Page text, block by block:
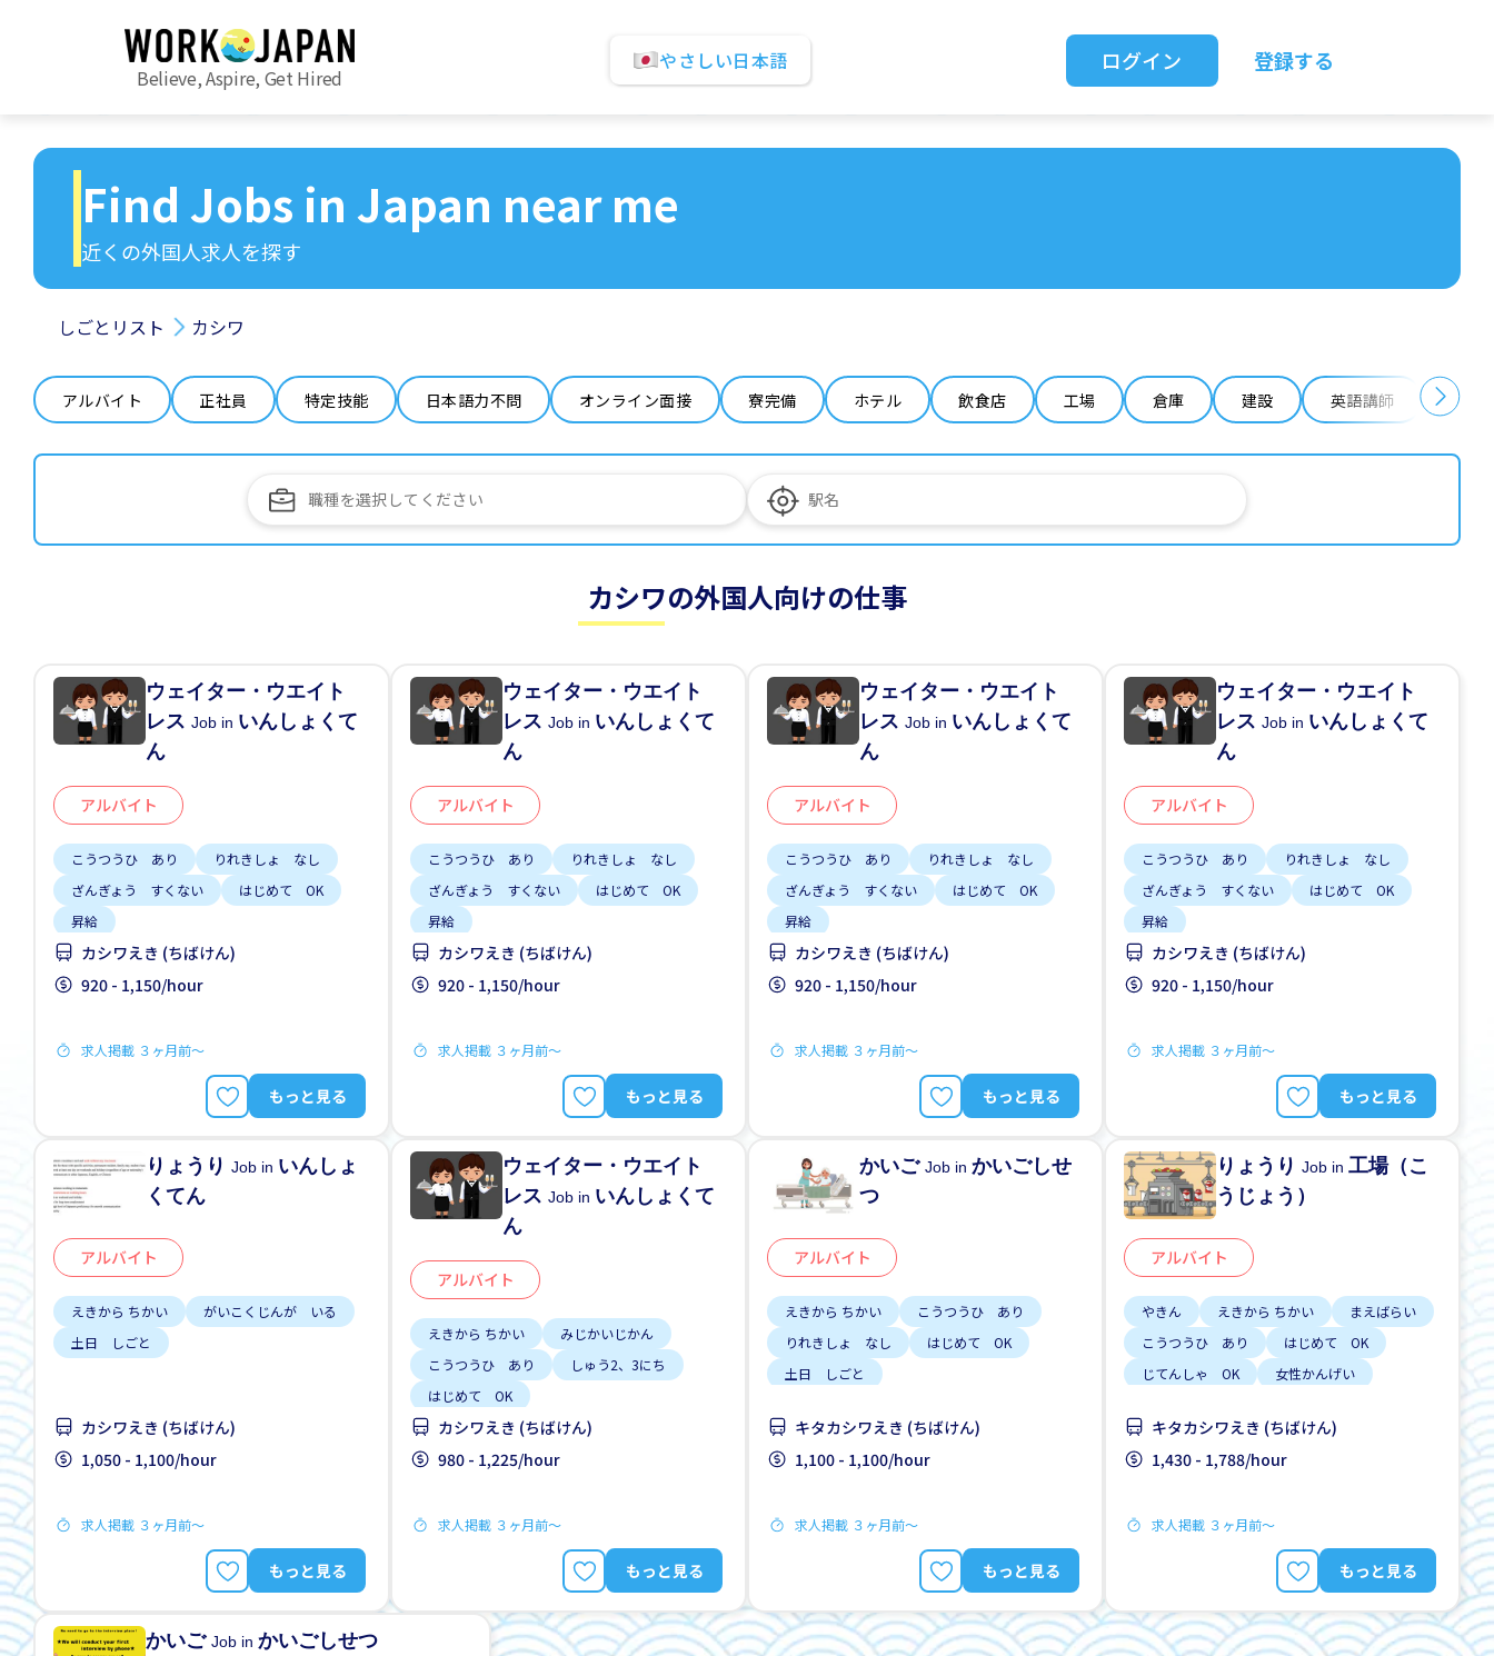
Believe, Aspire, Get Hired
やさしい日本語 ログイン 登録する
Find Jobs in Japan near me
近くの外国人求人を探す
しごとリスト カシワ
アルバイト 正社員 特定技能 日本語力不問 オンライン面接 寮完備 ホテル 飲食店 工場 倉庫 建設 英語講師 IT
カシワの外国人向けの仕事
ウェイター・ウエイト
レスJob in いんしょくて
ん
アルバイト
こうつうひ あり
りれきしょ なし
ざんぎょう すくない
はじめて OK
昇給
カシワえき (ちばけん)
920 - 1,150/hour
求人掲載 ３ヶ月前〜
もっと見る
ウェイター・ウエイト
レスJob in いんしょくて
ん
アルバイト
こうつうひ あり
りれきしょ なし
ざんぎょう すくない
はじめて OK
昇給
カシワえき (ちばけん)
920 - 1,150/hour
求人掲載 ３ヶ月前〜
もっと見る
ウェイター・ウエイト
レスJob in いんしょくて
ん
アルバイト
こうつうひ あり
りれきしょ なし
ざんぎょう すくない
はじめて OK
昇給
カシワえき (ちばけん)
920 - 1,150/hour
求人掲載 ３ヶ月前〜
もっと見る
ウェイター・ウエイト
レスJob in いんしょくて
ん
アルバイト
こうつうひ あり
りれきしょ なし
ざんぎょう すくない
はじめて OK
昇給
カシワえき (ちばけん)
920 - 1,150/hour
求人掲載 ３ヶ月前〜
もっと見る
りょうりJob in いんしょ
くてん
アルバイト
えきから ちかい
がいこくじんが いる
土日 しごと
カシワえき (ちばけん)
1,050 - 1,100/hour
求人掲載 ３ヶ月前〜
もっと見る
ウェイター・ウエイト
レスJob in いんしょくて
ん
アルバイト
えきから ちかい
みじかいじかん
こうつうひ あり
しゅう2、3にち
はじめて OK
カシワえき (ちばけん)
980 - 1,225/hour
求人掲載 ３ヶ月前〜
もっと見る
かいごJob inかいごしせ
つ
アルバイト
えきから ちかい
こうつうひ あり
りれきしょ なし
はじめて OK
土日 しごと
キタカシワえき (ちばけん)
1,100 - 1,100/hour
求人掲載 ３ヶ月前〜
もっと見る
りょうりJob in工場（こ
うじょう）
アルバイト
やきん えきから ちかい
まえばらい
こうつうひ あり
はじめて OK
じてんしゃ OK
女性かんげい
キタカシワえき (ちばけん)
1,430 - 1,788/hour
求人掲載 ３ヶ月前〜
もっと見る
かいごJob inかいごしせつ